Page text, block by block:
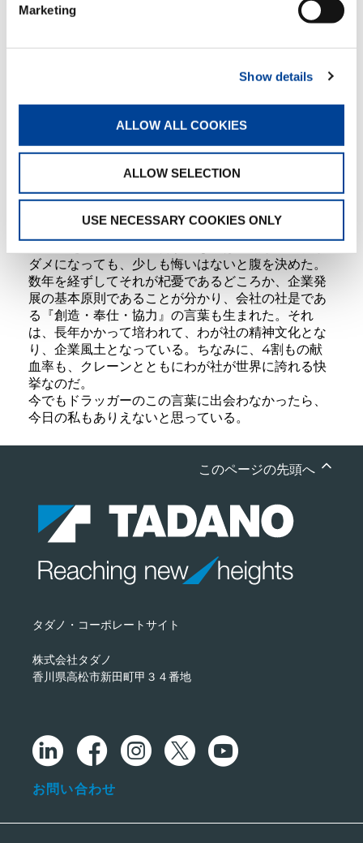
Marketing
Show details
ALLOW ALL COOKIES
ALLOW SELECTION
USE NECESSARY COOKIES ONLY
えて眠れぬ夜が続いたが、その原因を見出せず、自
分がいかに無能であるかを思い知らされた。失意の
分に愕然とした。ならば、企業経営の目的はどうあ
るべきかを真剣に模索し始めた。その気持ちが通じ
益は経営の目的ではない。経営の結果であり、社会
貢献の尺度に過ぎない」という言葉に、目から鱗が
落ちる思いがした。同時に、人間も社会的存在価値
によってその処遇が決まるのだと分かった。
ダメになっても、少しも悔いはないと腹を決めた。
数年を経ずしてそれが杞憂であるどころか、企業発
展の基本原則であることが分かり、会社の社是であ
る『創造・奉仕・協力』の言葉も生まれた。それ
は、長年かかって培われて、わが社の精神文化とな
り、企業風土となっている。ちなみに、4割もの献
血率も、クレーンとともにわが社が世界に誇れる快
挙なのだ。
今でもドラッガーのこの言葉に出会わなかったら、
今日の私もありえないと思っている。
このページの先頭へ
タダノ・コーポレートサイト
株式会社タダノ
香川県高松市新田町甲３４番地
お問い合わせ